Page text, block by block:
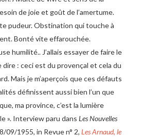
de joie et goût de l’amertume.
pudeur. Obstination qui touche à
Bonté vite effarouchée.
humilité.. J’allais essayer de faire le
dire : ceci est du provençal et cela du
Mais je m’aperçois que ces défauts
définissent aussi bien l’un que
ma province, c’est la lumière
». Interview paru dans Les Nouvelles
8/09/1955, in Revue n° 2, Les Arnaud, le